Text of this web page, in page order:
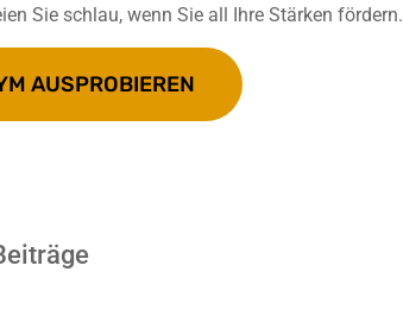
Sie schlau, wenn Sie all Ihre Stärken fördern.
AUSPROBIEREN